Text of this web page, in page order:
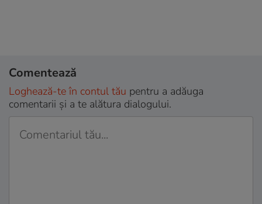
Comentează
Loghează-te în contul tău pentru a adăuga
comentarii și a te alătura dialogului.